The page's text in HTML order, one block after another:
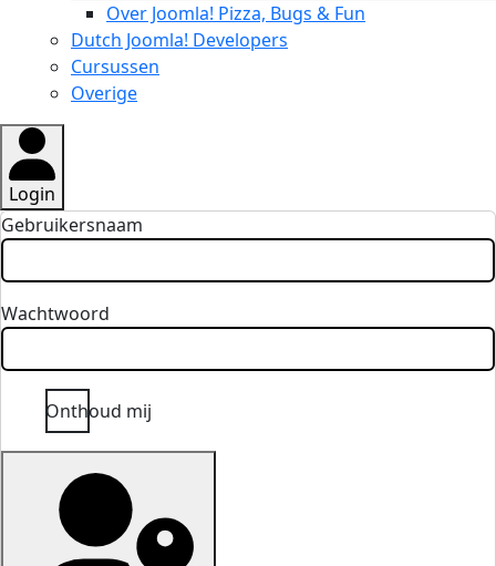
Over Joomla! Pizza, Bugs & Fun
Dutch Joomla! Developers
Cursussen
Overige
Login
Gebruikersnaam
Wachtwoord
Onthoud mij